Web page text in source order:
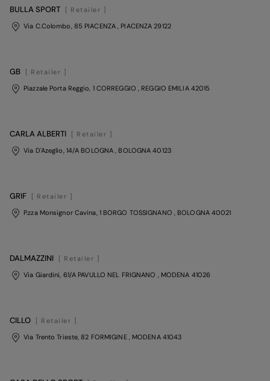
BULLA SPORT
[ Retailer ]
Via C.Colombo, 85 PIACENZA, PIACENZA 29122
GB
[ Retailer ]
Piazzale Porta Reggio, 1 CORREGGIO , REGGIO EMILIA42015
CARLA ALBERTI
[ Retailer ]
Via D'Azeglio, 14/A BOLOGNA, BOLOGNA 40123
GRIF
[ Retailer ]
P.zza Monsignor Cavina, 1 BORGO TOSSIGNANO , BOLOGNA40021
DALMAZZINI
[ Retailer ]
Via Giardini, 61/A PAVULLO NEL FRIGNANO , MODENA 41026
CILLO
[ Retailer ]
Via Trento Trieste, 82 FORMIGINE , MODENA41043